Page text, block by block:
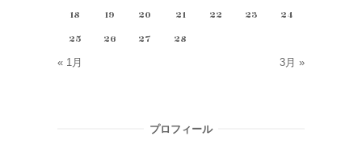
18
19 20 21 22 23
24
25
26 27 28
« 1月 3月 »
プロフィール